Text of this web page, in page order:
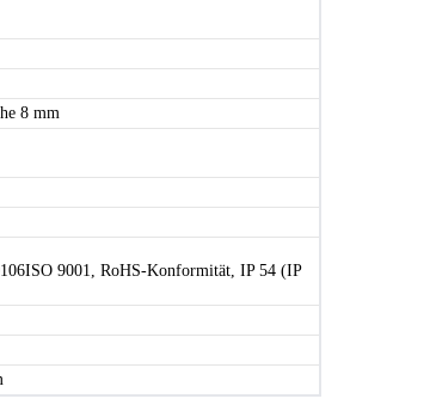
8 mm
9001, RoHS-Konformität, IP 54 (IP